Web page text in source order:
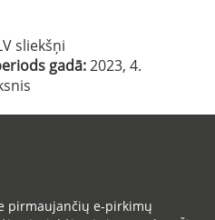
sliekšņi
gadā:2023, 4.
pirmaujančių e-pirkimų